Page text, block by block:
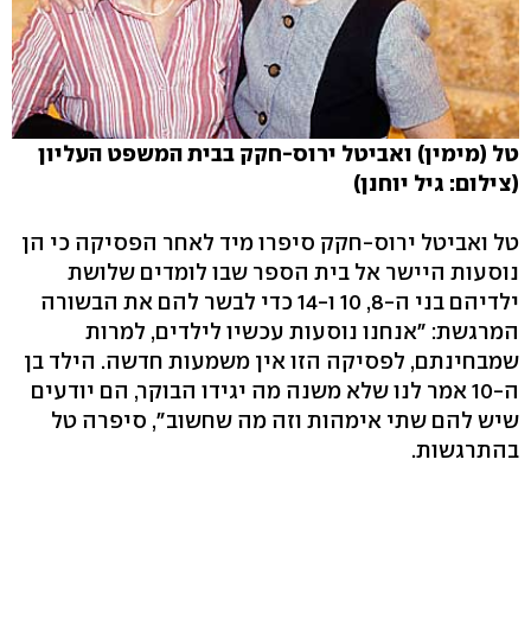
טל (מימין) ואביטל ירוס-חקק בבית המשפט העליון
(צילום: גיל יוחנן)
טל ואביטל ירוס-חקק סיפרו מיד לאחר הפסיקה כי הן
נוסעות היישר אל בית הספר שבו לומדים שלושת
ילדיהם בני ה-8, 10 ו-14 כדי לבשר להם את הבשורה
המרגשת: "אנחנו נוסעות עכשיו לילדים, למרות
שמבחינתם, לפסיקה הזו אין משמעות חדשה. הילד בן
ה-10 אמר לנו שלא משנה מה יגידו הבוקר, הם יודעים
שיש להם שתי אימהות וזה מה שחשוב", סיפרה טל
בהתרגשות.